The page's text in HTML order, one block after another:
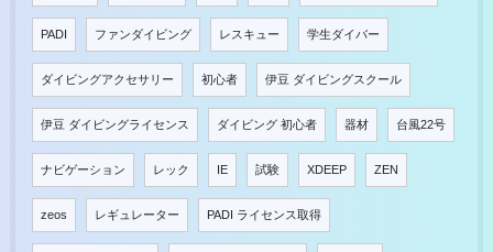
PADI ファンダイビング レスキュー 学生ダイバー
ダイビングアクセサリー 初心者 伊豆 ダイビングスクール
伊豆 ダイビングライセンス ダイビング 初心者 器材 台風22号
ナビゲーション レック IE 試験 XDEEP ZEN
zeos レギュレーター PADI ライセンス取得